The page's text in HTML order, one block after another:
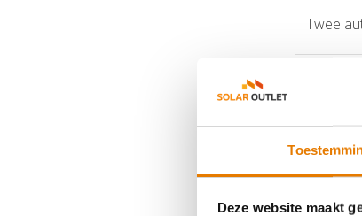
Deze website maakt
Twee
laad je